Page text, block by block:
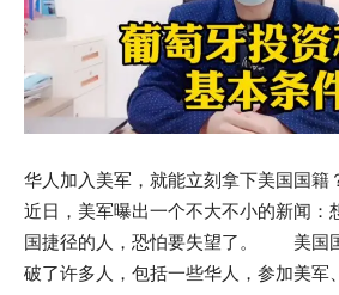
华人加入美军，就能立刻拿下美国国籍
近日，美军曝出一个不大不小的新闻：
国捷径的人，恐怕要失望了。 美国
破了许多人，包括一些华人，参加美军